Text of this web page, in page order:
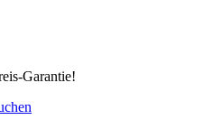
Garantie!